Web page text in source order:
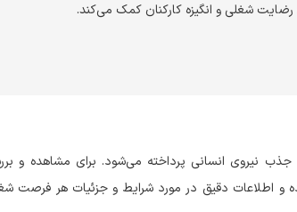
شغلی و انگیزه کارکنان کمک می‌کند.
نیروی انسانی پرداخته می‌شود. برای مشاهده و
اطلاعات دقیق در مورد شرایط و جزئیات هر فرصت